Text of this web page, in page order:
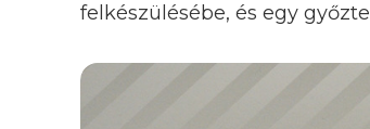
felkészülésébe, és egy